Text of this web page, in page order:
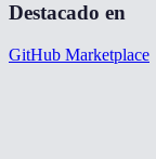
Destacado en
GitHub Marketplace